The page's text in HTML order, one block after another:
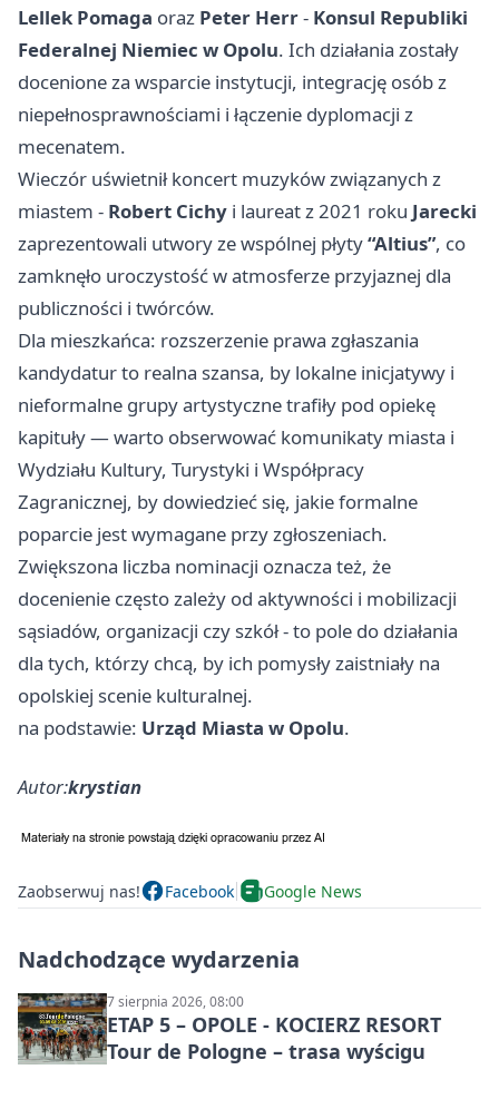
Lellek Pomaga oraz Peter Herr- Konsul Republiki
Federalnej Niemiec w Opolu. Ich działania zostały
docenione za wsparcie instytucji, integrację osób z
niepełnosprawnościami i łączenie dyplomacji z
mecenatem.
Wieczór uświetnił koncert muzyków związanych z
miastem - Robert Cichy i laureat z 2021 roku Jarecki
zaprezentowali utwory ze wspólnej płyty“Altius”, co
zamknęło uroczystość w atmosferze przyjaznej dla
publiczności i twórców.
Dla mieszkańca: rozszerzenie prawa zgłaszania
kandydatur to realna szansa, by lokalne inicjatywy i
nieformalne grupy artystyczne trafiły pod opiekę
kapituły — warto obserwować komunikaty miasta i
Wydziału Kultury, Turystyki i Współpracy
Zagranicznej, by dowiedzieć się, jakie formalne
poparcie jest wymagane przy zgłoszeniach.
Zwiększona liczba nominacji oznacza też, że
docenienie często zależy od aktywności i mobilizacji
sąsiadów, organizacji czy szkół - to pole do działania
dla tych, którzy chcą, by ich pomysły zaistniały na
opolskiej scenie kulturalnej.
na podstawie: Urząd Miasta w Opolu.
Autor:krystian
Zaobserwuj nas! Facebook Google News
Nadchodzące wydarzenia
7 sierpnia 2026, 08:00
ETAP 5 – OPOLE - KOCIERZ RESORT
Tour de Pologne – trasa wyścigu